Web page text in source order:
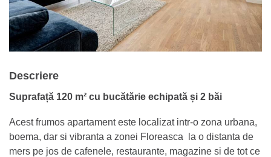
Descriere
Suprafață 120 m² cu bucătărie echipată și 2 băi
Acest frumos apartament este localizat intr-o zona urbana,
boema, dar si vibranta a zonei Floreasca la o distanta de
mers pe jos de cafenele, restaurante, magazine si de tot ce